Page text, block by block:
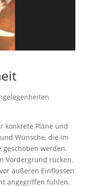
konkrete Pläne und
Wünsche, die im
werden.
Vordergrund rücken.
äußeren Einflüssen
angegriffen fühlen,